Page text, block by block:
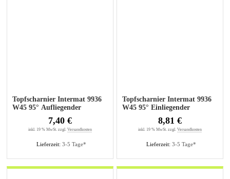
Topfscharnier Intermat 9936
W45 95° Aufliegender
Lieferzeit: 3-5 Tage*
7,40 €
inkl. 19 % MwSt. zzgl. Versandkosten
Topfscharnier Intermat 9936
W45 95° Einliegender
Lieferzeit: 3-5 Tage*
8,81 €
inkl. 19 % MwSt. zzgl. Versandkosten